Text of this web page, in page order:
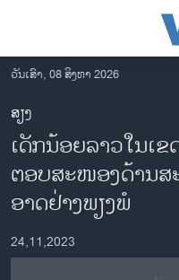
ເຂົ້າ
ຫາ
ຂ້າມ
ຂ້າມ
ຂ້າມ
ໄປ
ຫາ
ຊອກ
ຄົ້ນ
ລາວ
ອາເມຣິກາ
ການເລືອກຕັ້ງ ປະທານາທີບໍດີ
ໂລກ
ວັນເສົາ, 08 ສິງຫາ 2026
ສຽງ
ເດັກ​ນ້ອຍ​ລາວ​ໃນ​ເ
ຕອບ​ສະ​ໜອງ​ດ້ານ​ສ
ອາດ​ຢ່າງ​ພຽງ​ພໍ
24,11,2023